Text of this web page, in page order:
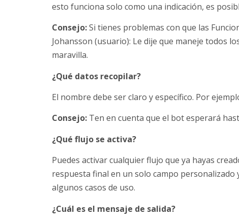
esto funciona solo como una indicación, es
Consejo:Si tienes problemas con que las
Johansson (usuario): Le dije que maneje todos
maravilla.
¿Qué datos recopilar?
El nombre debe ser claro y específico. Por
Consejo: Ten en cuenta que el bot esperará
¿Qué flujo se activa?
Puedes activar cualquier flujo que ya hayas
respuesta final en un solo campo personalizado
algunos casos de uso.
¿Cuál es el mensaje de salida?